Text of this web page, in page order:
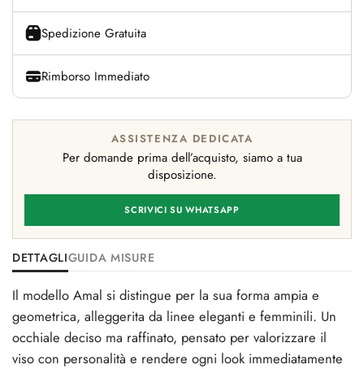
Spedizione Gratuita
Rimborso Immediato
ASSISTENZA DEDICATA
Per domande prima dell’acquisto, siamo a tua
disposizione.
SCRIVICI SU WHATSAPP
DETTAGLIGUIDA MISURE
Il modello Amal si distingue per la sua forma ampia e
geometrica, alleggerita da linee eleganti e femminili. Un
occhiale deciso ma raffinato, pensato per valorizzare il
viso con personalità e rendere ogni look immediatamente